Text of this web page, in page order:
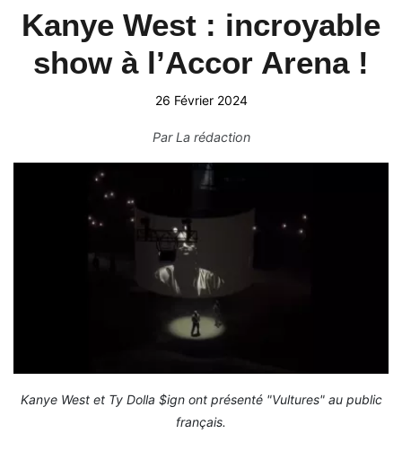
Kanye West : incroyable
show à l’Accor Arena !
26 Février 2024
ParLa rédaction
Kanye West et Ty Dolla $ign ont présenté "Vultures" au public
français.